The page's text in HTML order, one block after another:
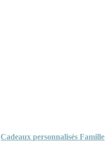
Cadeaux personnalisés Famille